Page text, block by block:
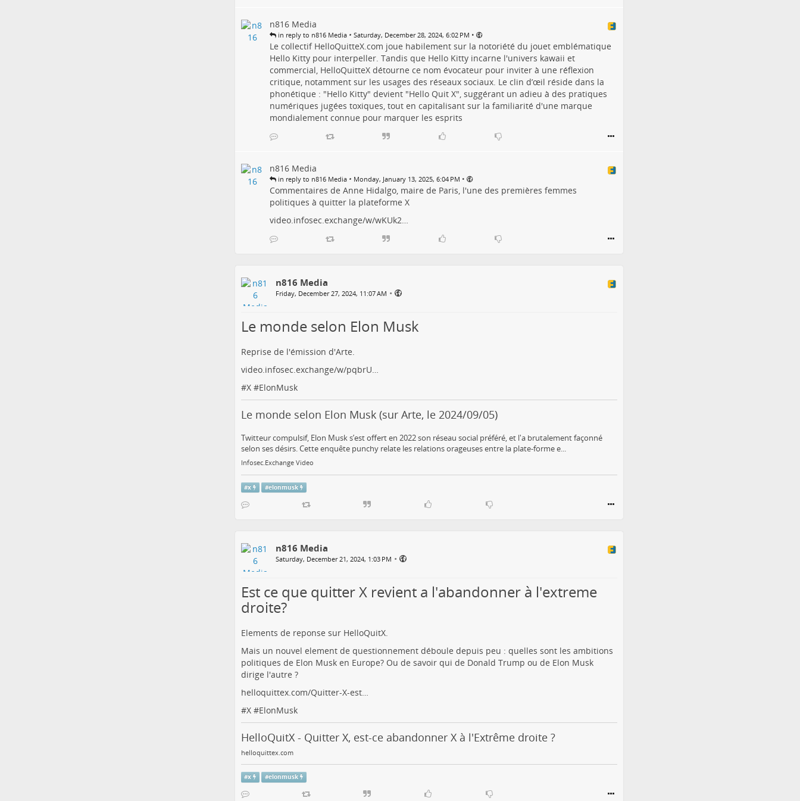
n816 Media
in reply to n816 Media • Saturday, December 28, 2024, 6:02 PM •
Le collectif HelloQuitteX.com joue habilement sur la notoriété du jouet emblématique
Hello Kitty pour interpeller. Tandis que Hello Kitty incarne l'univers kawaii et
commercial, HelloQuitteX détourne ce nom évocateur pour inviter à une réflexion
critique, notamment sur les usages des réseaux sociaux. Le clin d’œil réside dans la
phonétique : "Hello Kitty" devient "Hello Quit X", suggérant un adieu à des pratiques
numériques jugées toxiques, tout en capitalisant sur la familiarité d'une marque
mondialement connue pour marquer les esprits
n816 Media
in reply to n816 Media • Monday, January 13, 2025, 6:04 PM •
Commentaires de Anne Hidalgo, maire de Paris, l'une des premières femmes
politiques à quitter la plateforme X
video.infosec.exchange/w/wKUk2…
n816 Media
Friday, December 27, 2024, 11:07 AM •
Le monde selon Elon Musk
Reprise de l'émission d'Arte.
video.infosec.exchange/w/pqbrU…
#X#ElonMusk
Le monde selon Elon Musk (sur Arte, le 2024/09/05)
Twitteur compulsif, Elon Musk s’est offert en 2022 son réseau social préféré, et l'a brutalement façonné
selon ses désirs. Cette enquête punchy relate les relations orageuses entre la plate-forme e...
Infosec.Exchange Video
#x #elonmusk
n816 Media
Saturday, December 21, 2024, 1:03 PM •
Est ce que quitter X revient a l'abandonner à l'extreme
droite?
Elements de reponse sur HelloQuitX.
Mais un nouvel element de questionnement déboule depuis peu : quelles sont les ambitions
politiques de Elon Musk en Europe? Ou de savoir qui de Donald Trump ou de Elon Musk
dirige l'autre ?
helloquittex.com/Quitter-X-est…
#X#ElonMusk
HelloQuitX - Quitter X, est-ce abandonner X à l'Extrême droite ?
helloquittex.com
#x #elonmusk